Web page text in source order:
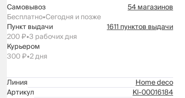
Самовывоз
54 магазинов
Бесплатно•Сегодня и позже
Пункт выдачи
1611 пунктов выдачи
200 ₽•3 рабочих дня
Курьером
300 ₽•2 дня
Линия
Home deco
Артикул
Kl-00016184